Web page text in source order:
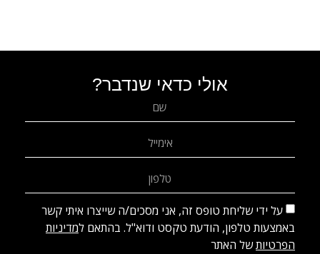
אולי כדאי שנדבר?
על ידי שליחת טופס זה, אני מסכים/ה שייצרו איתי קשר
באמצעות טלפון, הודעת טקסט ודוא"ל. בהתאם למדיניות
הפרטיותשל האתר